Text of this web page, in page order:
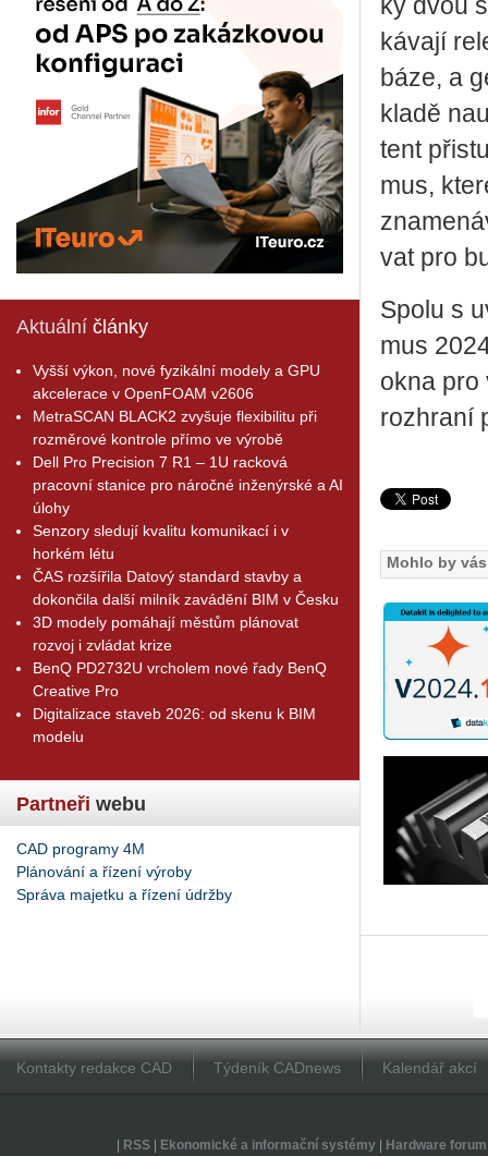
Aktuální články
Vyšší výkon, nové fyzikální modely a GPU
akcelerace v OpenFOAM v2606
MetraSCAN BLACK2 zvyšuje flexibilitu při
rozměrové kontrole přímo ve výrobě
Dell Pro Precision 7 R1 – 1U racková
pracovní stanice pro náročné inženýrské a AI
úlohy
Senzory sledují kvalitu komunikací i v
horkém létu
ČAS rozšířila Datový standard stavby a
dokončila další milník zavádění BIM v Česku
3D modely pomáhají městům plánovat
rozvoj i zvládat krize
BenQ PD2732U vrcholem nové řady BenQ
Creative Pro
Digitalizace staveb 2026: od skenu k BIM
modelu
Partneři webu
CAD programy 4M
Plánování a řízení výroby
Správa majetku a řízení údržby
ky dvou
ká­va­jí
báze, a
kla­dě
tent
mus,
vat pro
Spolu s
mus
okna pro
roz­hra­ní
Mohlo by
Kontakty redakce CAD Týdeník CADnews Kalendář akcí
RSS| Ekonomické a informační systémy| Hardware forum